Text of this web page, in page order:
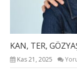
KAN, TER,
Kas 21, 2025